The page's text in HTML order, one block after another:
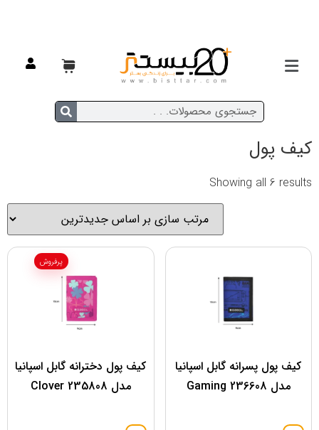
مدرسه ای/ کیف پول
کیف پول
Showing all 6 results
کیف پول پسرانه گابل اسپانیا
مدل 236608 Gaming
کیف پول دخترانه گابل اسپانیا
مدل 235808 Clover
پرفروش